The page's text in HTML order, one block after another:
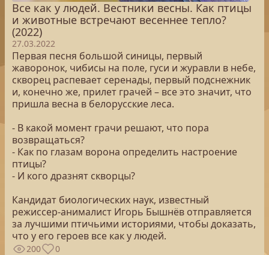
Все как у людей. Вестники весны. Как птицы
и животные встречают весеннее тепло?
(2022)
27.03.2022
Первая песня большой синицы, первый
жаворонок, чибисы на поле, гуси и журавли в небе,
скворец распевает серенады, первый подснежник
и, конечно же, прилет грачей – все это значит, что
пришла весна в белорусские леса.
- В какой момент грачи решают, что пора
возвращаться?
- Как по глазам ворона определить настроение
птицы?
- И кого дразнят скворцы?
Кандидат биологических наук, известный
режиссер-анималист Игорь Бышнёв отправляется
за лучшими птичьими историями, чтобы доказать,
что у его героев все как у людей.
200 0